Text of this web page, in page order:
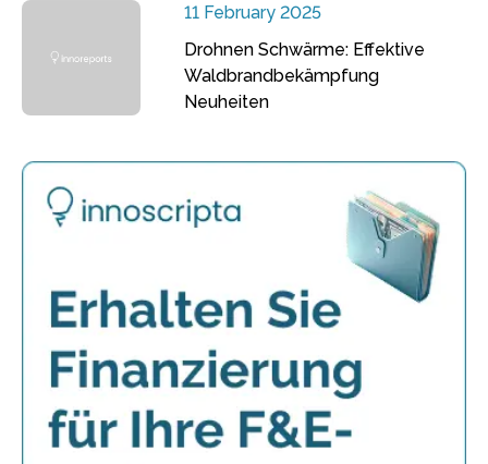
11 February 2025
Drohnen Schwärme: Effektive
Waldbrandbekämpfung
Neuheiten